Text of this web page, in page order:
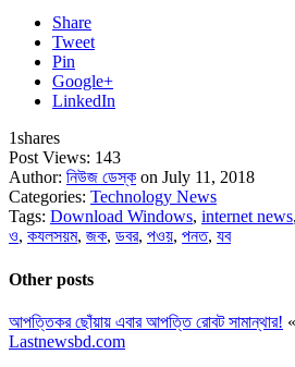
Share
Tweet
Pin
Google+
LinkedIn
1shares
Post Views: 143
Author: নিউজ ডেস্ক on July 11, 2018
Categories: Technology News
Tags: Download Windows, internet news,
ও, কযলসয়ম, জক, ডবর, পওয়, পনত, যব
Other posts
আপত্তিকর ছোঁয়ায় এবার আপত্তি রোবট সামান্থার! «
Lastnewsbd.com